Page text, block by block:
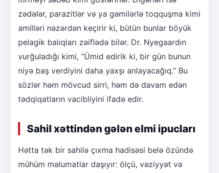
zədələr, parazitlər və ya gəmilərlə toqquşma kimi
amilləri nəzərdən keçirir ki, bütün bunlar böyük
pelagik balıqları zəiflədə bilər. Dr. Nyegaardın
vurğuladığı kimi, “Ümid edirik ki, bir gün bunun
niyə baş verdiyini daha yaxşı anlayacağıq.” Bu
sözlər həm mövcud sirri, həm də davam edən
tədqiqatların vacibliyini ifadə edir.
Sahil xəttindən gələn elmi ipucları
Hətta tək bir sahilə çıxma hadisəsi belə özündə
mühüm məlumatlar daşıyır: ölçü, vəziyyət və